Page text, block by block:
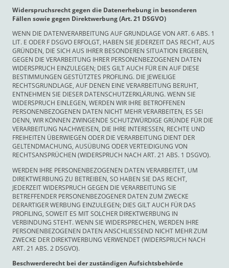
Widerspruchsrecht gegen die Datenerhebung in besonderen
Fällen sowie gegen Direktwerbung (Art. 21 DSGVO)
WENN DIE DATENVERARBEITUNG AUF GRUNDLAGE VON ART. 6 ABS. 1
LIT. E ODER F DSGVO ERFOLGT, HABEN SIE JEDERZEIT DAS RECHT, AUS
GRÜNDEN, DIE SICH AUS IHRER BESONDEREN SITUATION ERGEBEN,
GEGEN DIE VERARBEITUNG IHRER PERSONENBEZOGENEN DATEN
WIDERSPRUCH EINZULEGEN; DIES GILT AUCH FÜR EIN AUF DIESE
BESTIMMUNGEN GESTÜTZTES PROFILING. DIE JEWEILIGE
RECHTSGRUNDLAGE, AUF DENEN EINE VERARBEITUNG BERUHT,
ENTNEHMEN SIE DIESER DATENSCHUTZERKLÄRUNG. WENN SIE
WIDERSPRUCH EINLEGEN, WERDEN WIR IHRE BETROFFENEN
PERSONENBEZOGENEN DATEN NICHT MEHR VERARBEITEN, ES SEI
DENN, WIR KÖNNEN ZWINGENDE SCHUTZWÜRDIGE GRÜNDE FÜR DIE
VERARBEITUNG NACHWEISEN, DIE IHRE INTERESSEN, RECHTE UND
FREIHEITEN ÜBERWIEGEN ODER DIE VERARBEITUNG DIENT DER
GELTENDMACHUNG, AUSÜBUNG ODER VERTEIDIGUNG VON
RECHTSANSPRÜCHEN (WIDERSPRUCH NACH ART. 21 ABS. 1 DSGVO).
WERDEN IHRE PERSONENBEZOGENEN DATEN VERARBEITET, UM
DIREKTWERBUNG ZU BETREIBEN, SO HABEN SIE DAS RECHT,
JEDERZEIT WIDERSPRUCH GEGEN DIE VERARBEITUNG SIE
BETREFFENDER PERSONENBEZOGENER DATEN ZUM ZWECKE
DERARTIGER WERBUNG EINZULEGEN; DIES GILT AUCH FÜR DAS
PROFILING, SOWEIT ES MIT SOLCHER DIREKTWERBUNG IN
VERBINDUNG STEHT. WENN SIE WIDERSPRECHEN, WERDEN IHRE
PERSONENBEZOGENEN DATEN ANSCHLIESSEND NICHT MEHR ZUM
ZWECKE DER DIREKTWERBUNG VERWENDET (WIDERSPRUCH NACH
ART. 21 ABS. 2 DSGVO).
Beschwerde­recht bei der zuständigen Aufsichts­behörde